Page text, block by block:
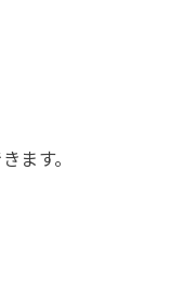
ます。